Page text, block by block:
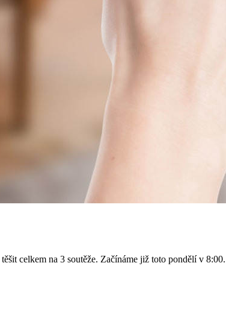
celkem na 3 soutěže. Začínáme již toto pondělí v 8:00.